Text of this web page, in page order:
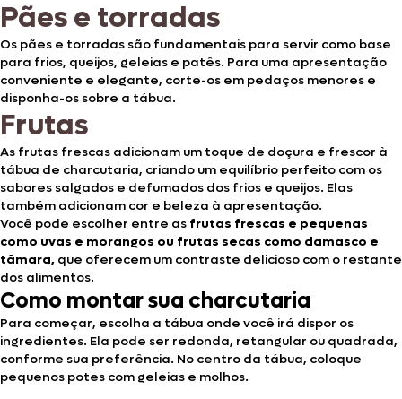
Pães e torradas
Os pães e torradas são fundamentais para servir como base
para frios, queijos, geleias e patês. Para uma apresentação
conveniente e elegante, corte-os em pedaços menores e
disponha-os sobre a tábua.
Frutas
As frutas frescas adicionam um toque de doçura e frescor à
tábua de charcutaria, criando um equilíbrio perfeito com os
sabores salgados e defumados dos frios e queijos. Elas
também adicionam cor e beleza à apresentação.
Você pode escolher entre as frutas frescas e pequenas
como uvas e morangos ou frutas secas como damasco e
tâmara, que oferecem um contraste delicioso com o restante
dos alimentos.
Como montar sua charcutaria
Para começar, escolha a tábua onde você irá dispor os
ingredientes. Ela pode ser redonda, retangular ou quadrada,
conforme sua preferência. No centro da tábua, coloque
pequenos potes com geleias e molhos.